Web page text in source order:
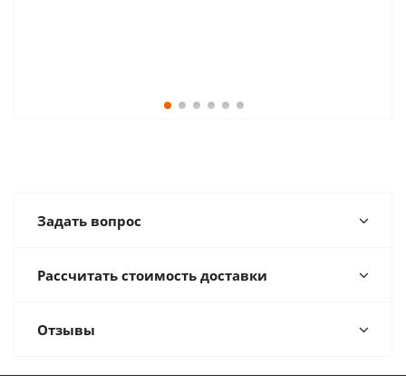
Задать вопрос
Рассчитать стоимость доставки
Отзывы